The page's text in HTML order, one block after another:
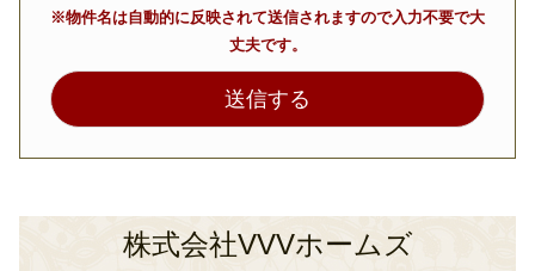
※物件名は自動的に反映されて送信されますので入力不要で大
丈夫です。
株式会社VVVホームズ